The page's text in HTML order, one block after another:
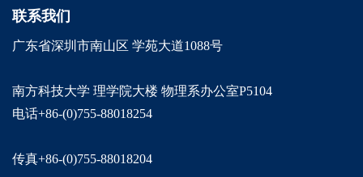
联系我们
广东省深圳市南山区 学苑大道1088号
南方科技大学 理学院大楼 物理系办公室P5104
电话+86-(0)755-88018254
传真+86-(0)755-88018204